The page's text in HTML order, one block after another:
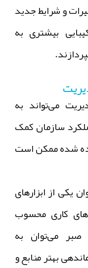
و شرایط جدید
بیشتری به
می‌تواند به
سازمان کمک
شده ممکن است
از ابزارهای
کاری محسوب
می‌توان به
بهتر منابع و